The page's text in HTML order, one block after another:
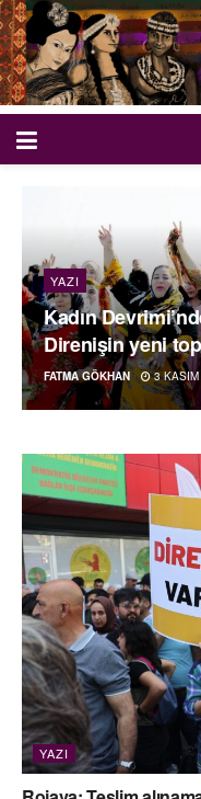
YAZI
Kadın
Direnişin yeni
FATMA GÖKHAN 3 KASIM
YAZI